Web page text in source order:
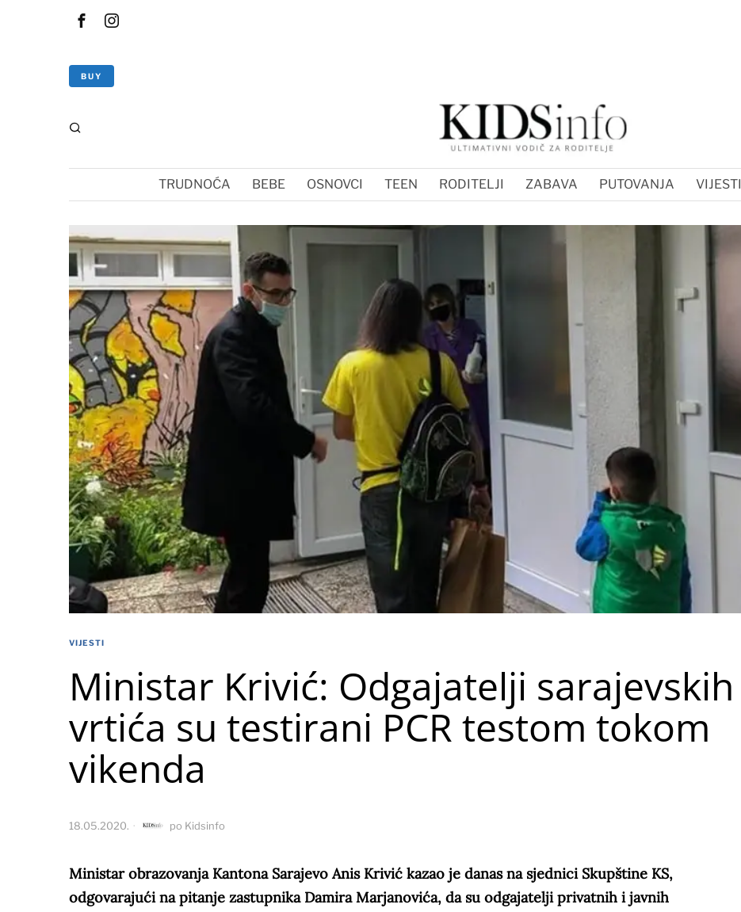
BUY
TRUDNOĆA BEBE OSNOVCI TEEN RODITELJI ZABAVA PUTOVANJA VIJESTI
VIJESTI
Ministar Krivić: Odgajatelji sarajevskih
vrtića su testirani PCR testom tokom
vikenda
18.05.2020. po Kidsinfo
Ministar obrazovanja Kantona Sarajevo Anis Krivić kazao je danas na sjednici Skupštine KS,
odgovarajući na pitanje zastupnika Damira Marjanovića, da su odgajatelji privatnih i javnih